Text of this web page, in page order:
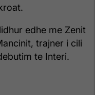
edhe me Zenit
trajner i cili
te Interi.